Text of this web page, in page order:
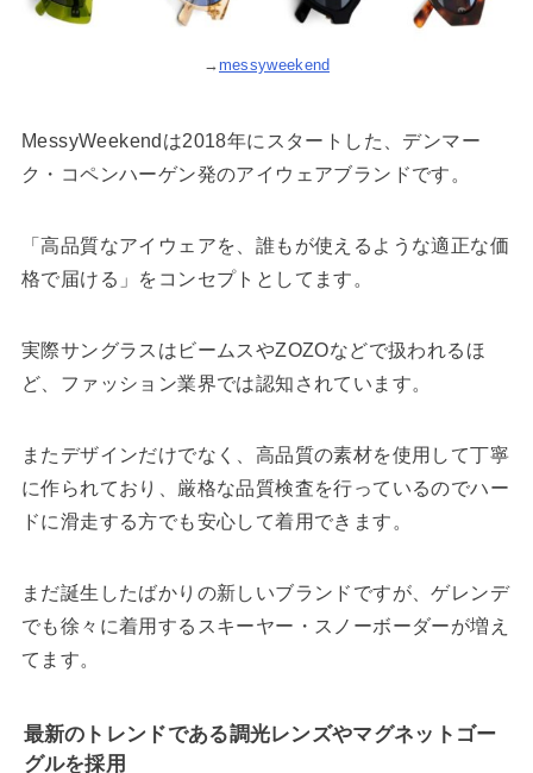
→messyweekend
MessyWeekendは2018年にスタートした、デンマー
ク・コペンハーゲン発のアイウェアブランドです。
「高品質なアイウェアを、誰もが使えるような適正な価
格で届ける」をコンセプトとしてます。
実際サングラスはビームスやZOZOなどで扱われるほ
ど、ファッション業界では認知されています。
またデザインだけでなく、高品質の素材を使用して丁寧
に作られており、厳格な品質検査を行っているのでハー
ドに滑走する方でも安心して着用できます。
まだ誕生したばかりの新しいブランドですが、ゲレンデ
でも徐々に着用するスキーヤー・スノーボーダーが増え
てます。
最新のトレンドである調光レンズやマグネットゴー
グルを採用